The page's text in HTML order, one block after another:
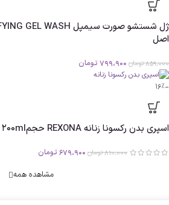
اصل
859،000تومان 799،900 تومان
-16%
اسپری بدن رکسونا زنانه REXONA حجم200ml اصل
810،000تومان 679،900 تومان
مشاهده همه